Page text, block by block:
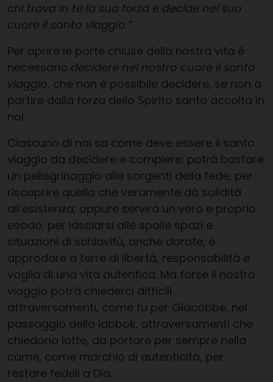
chi trova in te la sua forza e decide nel suo
cuore il santo viaggio.”
Per aprire le porte chiuse della nostra vita è
necessario decidere nel nostro cuore il santo
viaggio, che non è possibile decidere, se non a
partire dalla forza dello Spirito santo accolta in
noi.
Ciascuno di noi sa come deve essere il santo
viaggio da decidere e compiere: potrà bastare
un pellegrinaggio alle sorgenti della fede, per
riscoprire quello che veramente dà solidità
all’esistenza; oppure servirà un vero e proprio
esodo, per lasciarsi alle spalle spazi e
situazioni di schiavitù, anche dorate, e
approdare a terre di libertà, responsabilità e
voglia di una vita autentica. Ma forse il nostro
viaggio potrà chiederci difficili
attraversamenti, come fu per Giacobbe, nel
passaggio dello Iabbok, attraversamenti che
chiedono lotte, da portare per sempre nella
carne, come marchio di autenticità, per
restare fedeli a Dio.